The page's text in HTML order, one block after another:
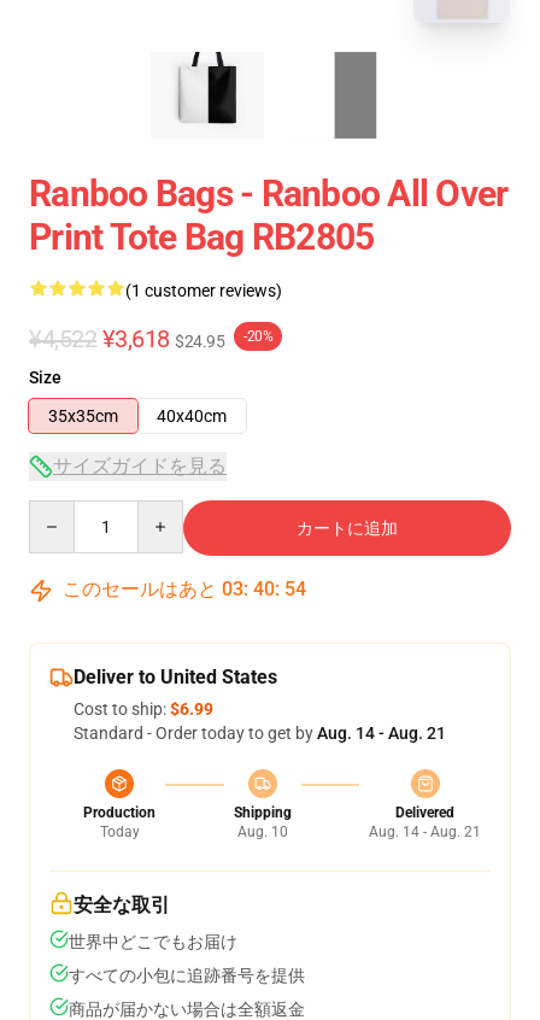
Ranboo Bags - Ranboo All Over
Print Tote Bag RB2805
(1 customer reviews)
¥4,522 ¥3,618 $24.95 -20%
Size
35x35cm
40x40cm
サイズガイドを見る
カートに追加
このセールはあと 03: 40: 53
Deliver to United States
Cost to ship:$6.99
Standard - Order today to get byAug. 14 - Aug. 21
Production
Today
Shipping
Aug. 10
Delivered
Aug. 14 - Aug. 21
安全な取引
世界中どこでもお届け
すべての小包に追跡番号を提供
商品が届かない場合は全額返金